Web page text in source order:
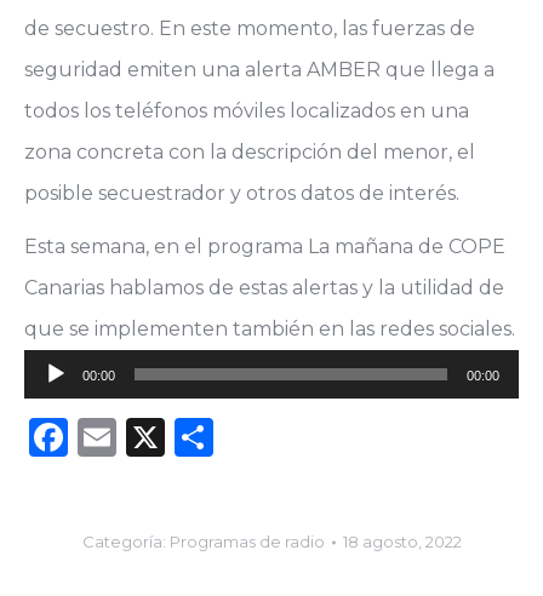
de secuestro. En este momento, las fuerzas de
seguridad emiten una alerta AMBER que llega a
todos los teléfonos móviles localizados en una
zona concreta con la descripción del menor, el
posible secuestrador y otros datos de interés.
Esta semana, en el programa La mañana de COPE
Canarias hablamos de estas alertas y la utilidad de
que se implementen también en las redes sociales.
Reproductor
audio
00:00 00:00
Facebook
Email
X
Categoría: Programas de radio 18 agosto, 2022